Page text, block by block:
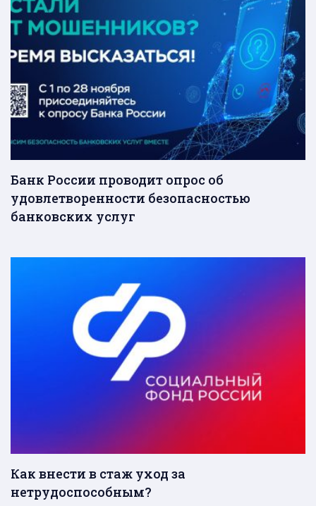
Банк России проводит опрос об
удовлетворенности безопасностью
банковских услуг
Как внести в стаж уход за
нетрудоспособным?